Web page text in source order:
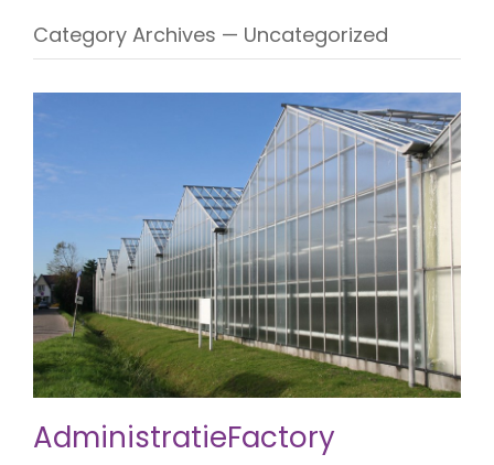
Category Archives — Uncategorized
AdministratieFactory